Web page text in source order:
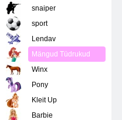
snaiper
sport
Lendav
Mängud Tüdrukud
Winx
Pony
Kleit Up
Barbie